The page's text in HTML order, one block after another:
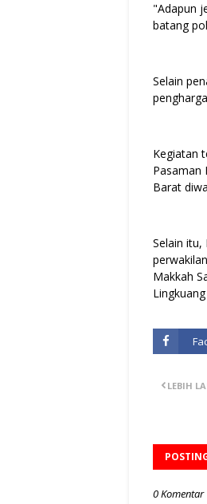
"Adapun
batang
Selain
Kegiatan
Pasaman
Barat
Selain itu,
Makkah
LEBIH
0 Komentar